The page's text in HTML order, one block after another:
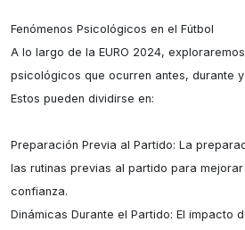
Fenómenos Psicológicos en el Fútbol
A lo largo de la EURO 2024,
psicológicos que ocurren antes, durante
Estos pueden dividirse en:
Preparación Previa al Partido: La
las rutinas previas al partido para
confianza.
Dinámicas Durante el Partido: El impacto